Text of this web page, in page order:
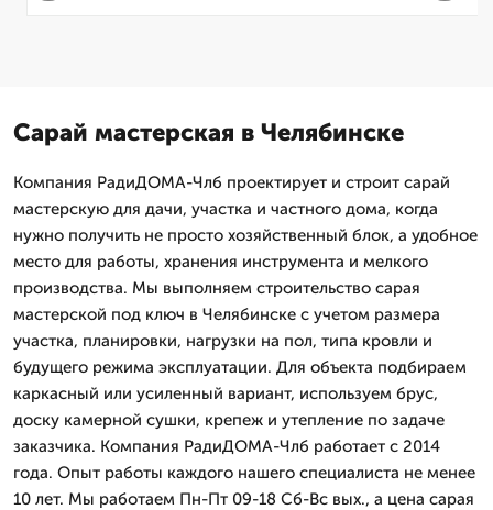
Сарай мастерская в Челябинске
Компания РадиДОМА-Члб проектирует и строит сарай
мастерскую для дачи, участка и частного дома, когда
нужно получить не просто хозяйственный блок, а удобное
место для работы, хранения инструмента и мелкого
производства. Мы выполняем строительство сарая
мастерской под ключ в Челябинске с учетом размера
участка, планировки, нагрузки на пол, типа кровли и
будущего режима эксплуатации. Для объекта подбираем
каркасный или усиленный вариант, используем брус,
доску камерной сушки, крепеж и утепление по задаче
заказчика. Компания РадиДОМА-Члб работает с 2014
года. Опыт работы каждого нашего специалиста не менее
10 лет. Мы работаем Пн-Пт 09-18 Сб-Вс вых., а цена сарая